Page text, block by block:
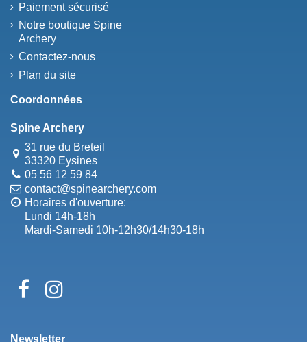
Paiement sécurisé
Notre boutique Spine
Archery
Contactez-nous
Plan du site
Coordonnées
Spine Archery
31 rue du Breteil
33320 Eysines
05 56 12 59 84
contact@spinearchery.com
Horaires d'ouverture:
Lundi 14h-18h
Mardi-Samedi 10h-12h30/14h30-18h
Newsletter